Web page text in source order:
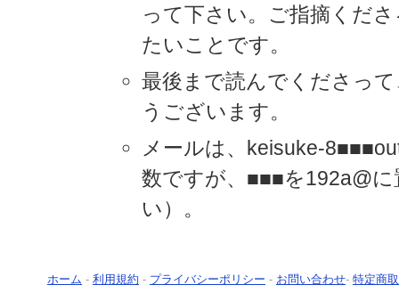
って下さい。ご指摘くだ
たいことです。
最後まで読んでくださっ
うございます。
メールは、keisuke-
数ですが、■■■を192a@
い）。
ホーム - 利用規約 - プライバシーポリシー - お問い合わせ- 特定商